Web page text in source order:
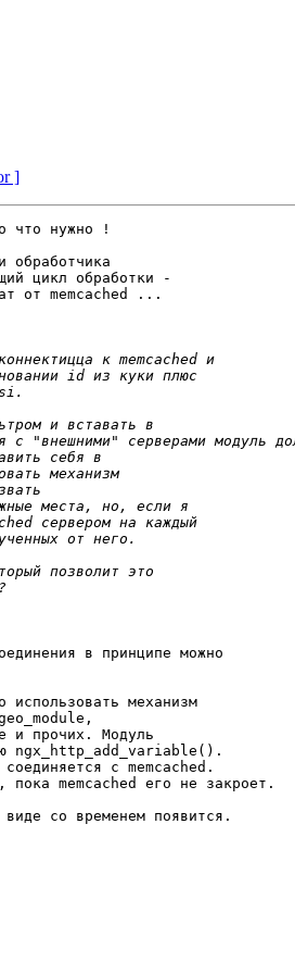
]
что нужно !
обработчика
цикл обработки -
от memcached ...
в принципе можно
механизм
и прочих. Модуль
ngx_http_add_variable().
с memcached.
memcached его не закроет.
со временем появится.